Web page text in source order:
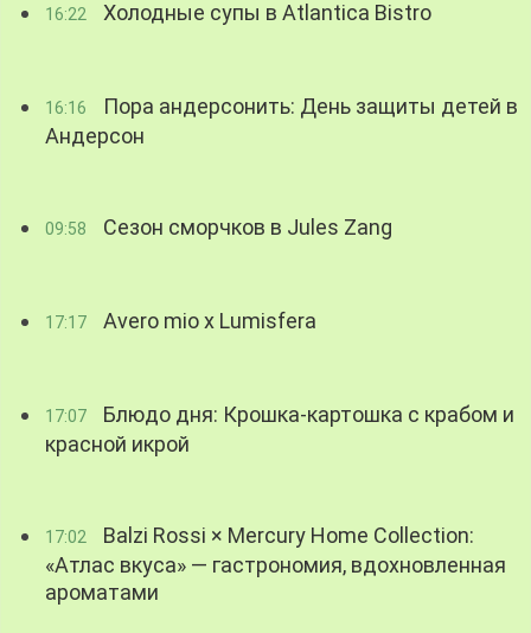
16:22 Холодные супы в Atlantica Bistro
16:16
Пора андерсонить: День защиты детей в
Андерсон
09:58 Сезон сморчков в Jules Zang
17:17 Avero mio x Lumisfera
17:07
Блюдо дня: Крошка-картошка с крабом и
красной икрой
17:02
Balzi Rossi × Mercury Home Collection:
«Атлас вкуса» — гастрономия, вдохновленная
ароматами